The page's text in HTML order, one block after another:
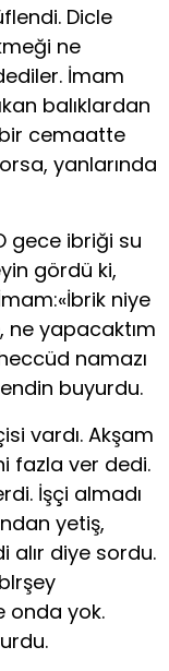
Dicle
ne
İmam
balıklardan
cemaatte
yanlarında
gece ibriği su
gördü ki,
niye
ne yapacaktım
namazı
bu­yurdu.
vardı. Akşam
fazla ver dedi.
İşçi almadı
yetiş,
alır diye sordu.
onda yok.